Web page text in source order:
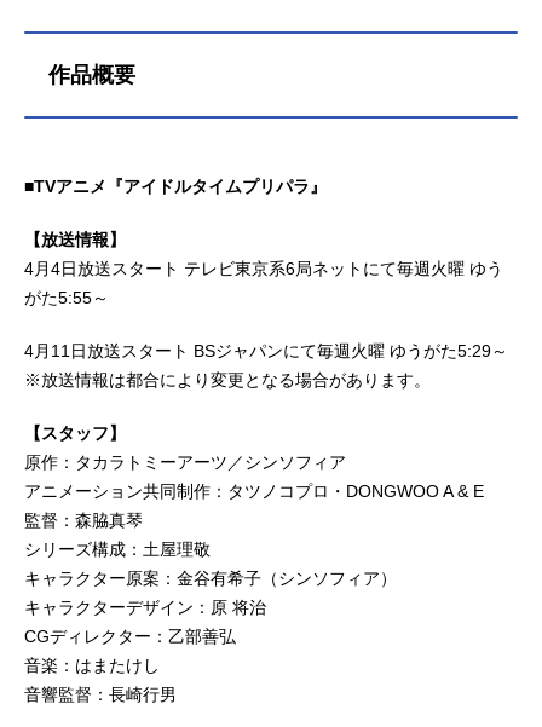
作品概要
■TVアニメ『アイドルタイムプリパラ』
【放送情報】
4月4日放送スタート テレビ東京系6局ネットにて毎週火曜 ゆう
がた5:55～
4月11日放送スタート BSジャパンにて毎週火曜 ゆうがた5:29～
※放送情報は都合により変更となる場合があります。
【スタッフ】
原作：タカラトミーアーツ／シンソフィア
アニメーション共同制作：タツノコプロ・DONGWOO A & E
監督：森脇真琴
シリーズ構成：土屋理敬
キャラクター原案：金谷有希子（シンソフィア）
キャラクターデザイン：原 将治
CGディレクター：乙部善弘
音楽：はまたけし
音響監督：長崎行男